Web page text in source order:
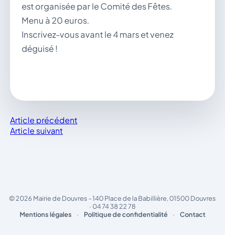
est organisée par le Comité des Fêtes.
Menu à 20 euros.
Inscrivez-vous avant le 4 mars et venez
déguisé !
Article précédent
Article suivant
© 2026 Mairie de Douvres - 140 Place de la Babillière, 01500 Douvres
· 04 74 38 22 78
Mentions légales
· Politique de confidentialité · Contact